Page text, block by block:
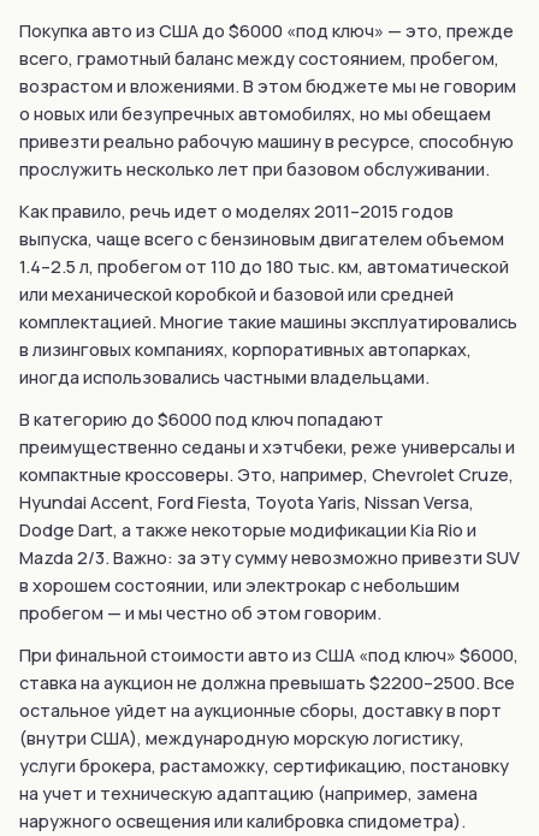
Покупка авто из США до $6000 «под ключ» — это, прежде
всего, грамотный баланс между состоянием, пробегом,
возрастом и вложениями. В этом бюджете мы не говорим
о новых или безупречных автомобилях, но мы обещаем
привезти реально рабочую машину в ресурсе, способную
прослужить несколько лет при базовом обслуживании.
Как правило, речь идет о моделях 2011–2015 годов
выпуска, чаще всего с бензиновым двигателем объемом
1.4–2.5 л, пробегом от 110 до 180 тыс. км, автоматической
или механической коробкой и базовой или средней
комплектацией. Многие такие машины эксплуатировались
в лизинговых компаниях, корпоративных автопарках,
иногда использовались частными владельцами.
В категорию до $6000 под ключ попадают
преимущественно седаны и хэтчбеки, реже универсалы и
компактные кроссоверы. Это, например, Chevrolet Cruze,
Hyundai Accent, Ford Fiesta, Toyota Yaris, Nissan Versa,
Dodge Dart, а также некоторые модификации Kia Rio и
Mazda 2/3. Важно: за эту сумму невозможно привезти SUV
в хорошем состоянии, или электрокар с небольшим
пробегом — и мы честно об этом говорим.
При финальной стоимости авто из США «под ключ» $6000,
ставка на аукцион не должна превышать $2200–2500. Все
остальное уйдет на аукционные сборы, доставку в порт
(внутри США), международную морскую логистику,
услуги брокера, растаможку, сертификацию, постановку
на учет и техническую адаптацию (например, замена
наружного освещения или калибровка спидометра).